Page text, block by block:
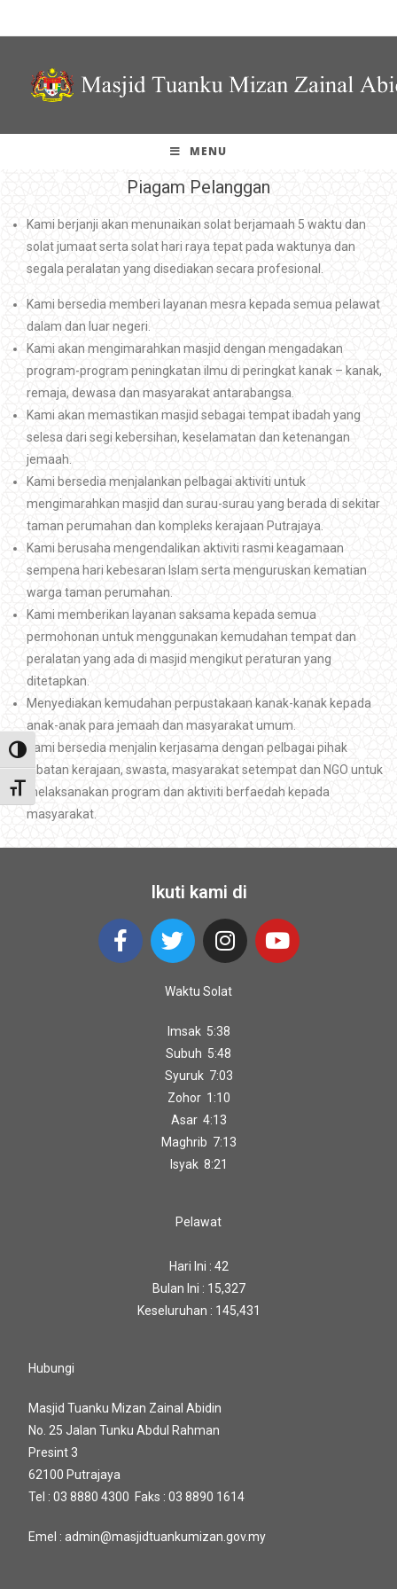
Toggle High Contrast
Toggle Font size
MENU
Piagam Pelanggan
Kami berjanji akan menunaikan solat berjamaah 5 waktu dan
solat jumaat serta solat hari raya tepat pada waktunya dan
segala peralatan yang disediakan secara profesional.
Kami bersedia memberi layanan mesra kepada semua pelawat
dalam dan luar negeri.
Kami akan mengimarahkan masjid dengan mengadakan
program-program peningkatan ilmu di peringkat kanak – kanak,
remaja, dewasa dan masyarakat antarabangsa.
Kami akan memastikan masjid sebagai tempat ibadah yang
selesa dari segi kebersihan, keselamatan dan ketenangan
jemaah.
Kami bersedia menjalankan pelbagai aktiviti untuk
mengimarahkan masjid dan surau-surau yang berada di sekitar
taman perumahan dan kompleks kerajaan Putrajaya.
Kami berusaha mengendalikan aktiviti rasmi keagamaan
sempena hari kebesaran Islam serta menguruskan kematian
warga taman perumahan.
Kami memberikan layanan saksama kepada semua
permohonan untuk menggunakan kemudahan tempat dan
peralatan yang ada di masjid mengikut peraturan yang
ditetapkan.
Menyediakan kemudahan perpustakaan kanak-kanak kepada
anak-anak para jemaah dan masyarakat umum.
Kami bersedia menjalin kerjasama dengan pelbagai pihak
jabatan kerajaan, swasta, masyarakat setempat dan NGO untuk
melaksanakan program dan aktiviti berfaedah kepada
masyarakat.
Ikuti kami di
Waktu Solat
Imsak 5:38
Subuh 5:48
Syuruk 7:03
Zohor 1:10
Asar 4:13
Maghrib 7:13
Isyak 8:21
Pelawat
Hari Ini : 42
Bulan Ini : 15,327
Keseluruhan : 145,431
Hubungi
Masjid Tuanku Mizan Zainal Abidin
No. 25 Jalan Tunku Abdul Rahman
Presint 3
62100 Putrajaya
Tel : 03 8880 4300 Faks : 03 8890 1614
Emel : admin@masjidtuankumizan.gov.my